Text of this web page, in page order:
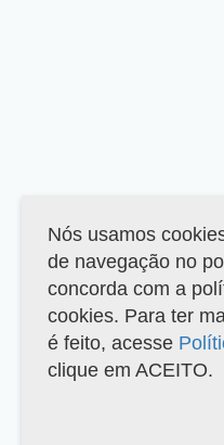
Nós usamos
de navegação no
concorda com a
cookies. Para ter
é feito, acesse
clique em ACEITO.